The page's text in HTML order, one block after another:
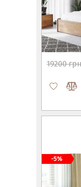
19200
-5%